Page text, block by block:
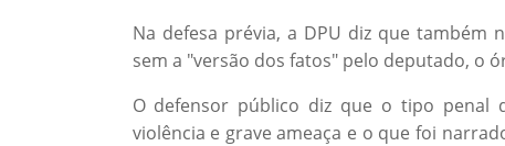
Na defesa prévia, a DPU diz que
sem a "versão dos fatos" pelo deputado, o
O defensor público diz que o tipo penal
violência e grave ameaça e o que foi